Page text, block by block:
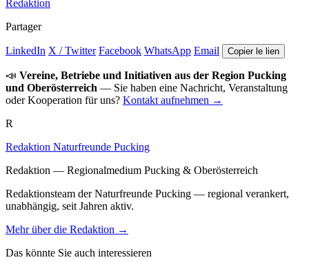
Redaktion
Partager
LinkedIn X / Twitter Facebook WhatsApp Email Copier le lien
📣 Vereine, Betriebe und Initiativen aus der Region Pucking
und Oberösterreich — Sie haben eine Nachricht, Veranstaltung
oder Kooperation für uns? Kontakt aufnehmen →
R
Redaktion Naturfreunde Pucking
Redaktion — Regionalmedium Pucking & Oberösterreich
Redaktionsteam der Naturfreunde Pucking — regional verankert,
unabhängig, seit Jahren aktiv.
Mehr über die Redaktion →
Das könnte Sie auch interessieren